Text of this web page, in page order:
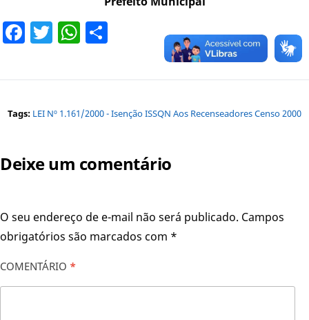
Facebook
TwitterWhatsApp
Share
Tags: LEI Nº 1.161/2000 - Isenção ISSQN Aos Recenseadores Censo 2000
Deixe um comentário
O seu endereço de e-mail não será publicado. Campos
obrigatórios são marcados com *
COMENTÁRIO *